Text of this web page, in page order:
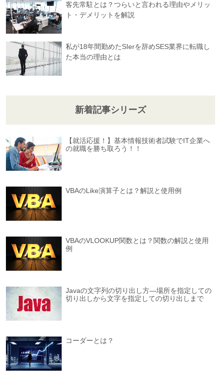
客先常駐とは？つらいと言われる理由やメリッ
ト・デメリットを解説
私が18年間勤めたSIerを辞めSES業界に転職し
た本当の理由とは
新着記事シリーズ
【就活応援！】基本情報技術者試験でIT企業へ
の就職を勝ち取ろう！！
VBAのLike演算子とは？解説と使用例
VBAのVLOOKUP関数とは？関数の解説と使用
例
Javaの文字列の切り出し方―場所を指定しての
切り出しから文字を指定しての切り出しまで
コーダーとは？